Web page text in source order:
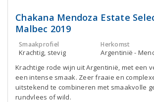
Chakana Mendoza Estate
Malbec 2019
Smaakprofiel
Krachtig, stevig
Herkomst
Argentinië -
Krachtige rode wijn uit Argentinië, met een
een intense smaak. Zeer fraaie en
uitstekend te combineren met smaakvolle
rundvlees of wild.